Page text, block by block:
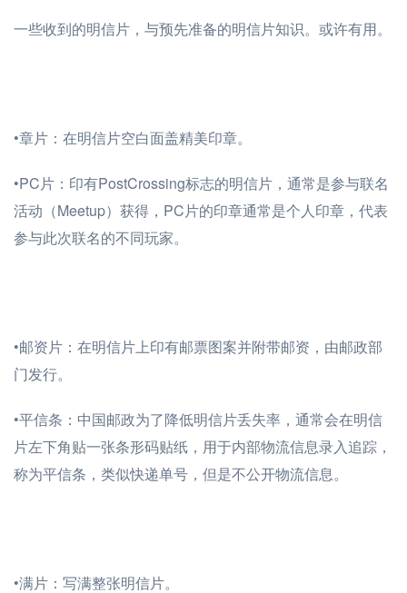
一些收到的明信片，与预先准备的明信片知识。或许有用。
•章片：在明信片空白面盖精美印章。
•PC片：印有PostCrossing标志的明信片，通常是参与联名
活动（Meetup）获得，PC片的印章通常是个人印章，代表
参与此次联名的不同玩家。
•邮资片：在明信片上印有邮票图案并附带邮资，由邮政部
门发行。
•平信条：中国邮政为了降低明信片丢失率，通常会在明信
片左下角贴一张条形码贴纸，用于内部物流信息录入追踪，
称为平信条，类似快递单号，但是不公开物流信息。
•满片：写满整张明信片。